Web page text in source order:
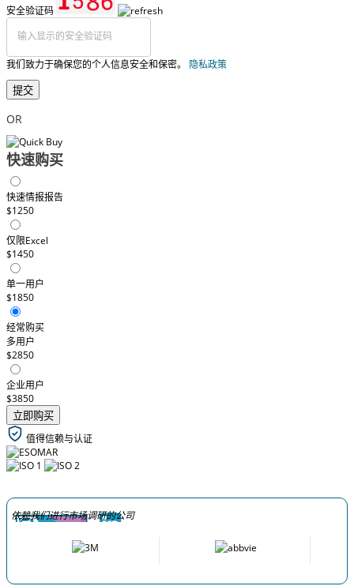
安全验证码
我们致力于确保您的个人信息安全和保密。 隐私政策
提交
OR
快速购买
快速情报报告
$1250
仅限Excel
$1450
单一用户
$1850
经常购买
多用户
$2850
企业用户
$3850
立即购买
值得信赖与认证
依赖我们进行市场调研的公司